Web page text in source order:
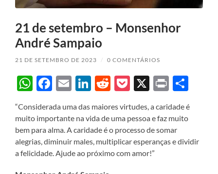
21 de setembro – Monsenhor
André Sampaio
21 DE SETEMBRO DE 2023 / 0 COMENTÁRIOS
WhatsApp
Facebook
EmailLinkedIn
Reddit
Pocket
X Print
“Considerada uma das maiores virtudes, a caridade é
muito importante na vida de uma pessoa e faz muito
bem para alma. A caridade é o processo de somar
alegrias, diminuir males, multiplicar esperanças e dividir
a felicidade. Ajude ao próximo com amor!”